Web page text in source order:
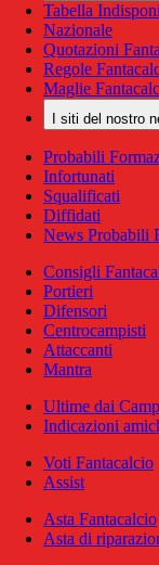
Tabella
Nazionale
Quotazioni
Regole
Maglie
I siti del nostro
Probabili
Infortunati
Squalificati
Diffidati
News Probabili
Consigli
Portieri
Difensori
Centrocampisti
Attaccanti
Mantra
Ultime dai
Indicazioni
Voti Fantacalcio
Assist
Asta Fantacalcio
Asta di